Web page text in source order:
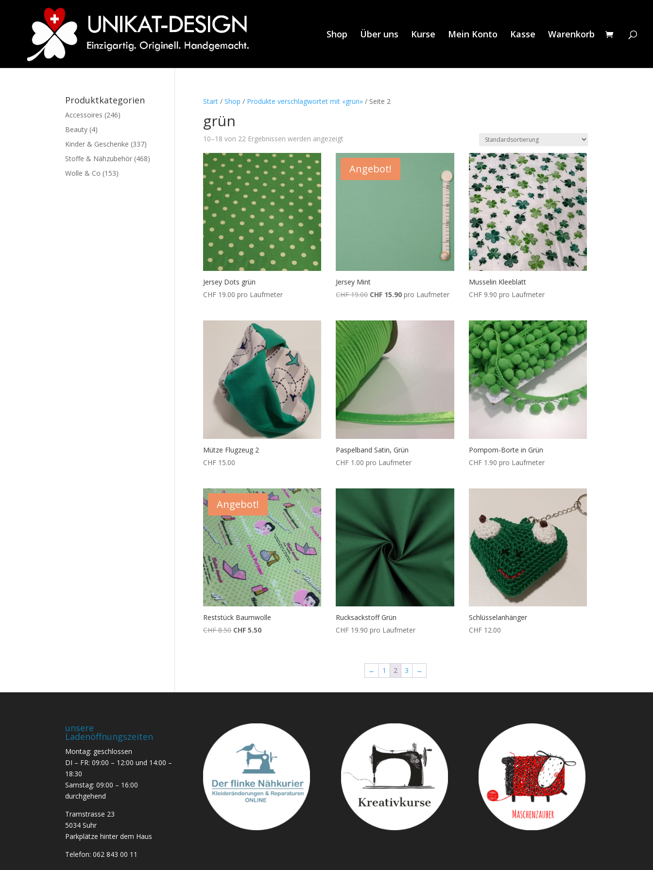
Shop Über uns Kurse Mein Konto Kasse Warenkorb
Start/ Shop / Produkte verschlagwortet mit «grün»/ Seite 2
grün
10–18 von 22 Ergebnissen werden angezeigt
Jersey Dots grün
CHF19.00 pro Laufmeter
Angebot!
Jersey Mint
CHF19.00 Ursprünglicher
CHF 19.00
CHF 15.90Aktueller
pro Laufmeter
Musselin Kleeblatt
CHF9.90 pro Laufmeter
Mütze Flugzeug 2
CHF15.00
Paspelband Satin, Grün
CHF 1.00 pro Laufmeter
Pompom-Borte in Grün
CHF1.90 pro Laufmeter
Angebot!
Reststück Baumwolle
CHF8.50 Ursprünglicher
CHF5.50Aktueller
Rucksackstoff Grün
CHF 19.90 pro Laufmeter
Schlüsselanhänger
CHF12.00
← 1 2 3 →
Produktkategorien
Accessoires (246)
Beauty (4)
Kinder & Geschenke (337)
Stoffe & Nähzubehör (468)
Wolle & Co (153)
unsere
Ladenöffnungszeiten
Montag: geschlossen
DI – FR: 09:00 – 12:00 und 14:00 –
18:30
Samstag: 09:00 – 16:00
durchgehend
Tramstrasse 23
5034 Suhr
Parkplätze hinter dem Haus
Telefon:062 843 00 11